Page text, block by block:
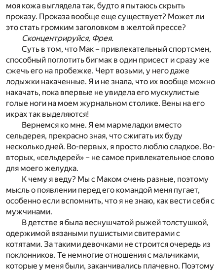
моя кожа выглядела так, будто я пытаюсь скрыть
проказу. Проказа вообще еще существует? Может ли
это стать громким заголовком в желтой прессе?
Сконцентрируйся, Фрея.
Суть в том, что Мак – привлекательный спортсмен,
способный поглотить бигмак в один присест и сразу же
сжечь его на пробежке. Черт возьми, у него даже
лодыжки накаченные. Я и не знала, что их вообще можно
накачать, пока впервые не увидела его мускулистые
голые ноги на моем журнальном столике. Вены на его
икрах так выделяются!
Вернемся ко мне. Я ем мармеладки вместо
сельдерея, прекрасно зная, что сжигать их буду
несколько дней. Во-первых, я просто люблю сладкое. Во-
вторых, «сельдерей» – не самое привлекательное слово
для моего желудка.
К чему я веду? Мы с Маком очень разные, поэтому
мысль о появлении перед его командой меня пугает,
особенно если вспомнить, что я не знаю, как вести себя с
мужчинами.
В детстве я была веснушчатой рыжей толстушкой,
одержимой вязаными пушистыми свитерами с
котятами. За такими девочками не строится очередь из
поклонников. Те немногие отношения с мальчиками,
которые у меня были, заканчивались плачевно. Поэтому